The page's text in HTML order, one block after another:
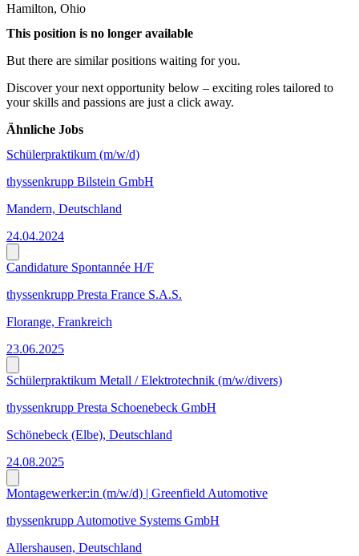
Hamilton, Ohio
This position is no longer available
But there are similar positions waiting for you.
Discover your next opportunity below – exciting roles tailored to
your skills and passions are just a click away.
Ähnliche Jobs
Schülerpraktikum (m/w/d)
thyssenkrupp Bilstein GmbH
Mandern, Deutschland
24.04.2024
Candidature Spontannée H/F
thyssenkrupp Presta France S.A.S.
Florange, Frankreich
23.06.2025
Schülerpraktikum Metall / Elektrotechnik (m/w/divers)
thyssenkrupp Presta Schoenebeck GmbH
Schönebeck (Elbe), Deutschland
24.08.2025
Montagewerker:in (m/w/d) | Greenfield Automotive
thyssenkrupp Automotive Systems GmbH
Allershausen, Deutschland